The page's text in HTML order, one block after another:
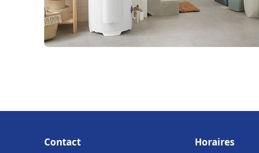
Contact Horaires